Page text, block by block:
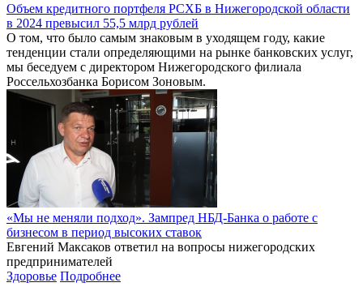
Объем кредитного портфеля РСХБ в Нижегородской области
в 2024 превысил 55,5 млрд рублей
О том, что было самым знаковым в уходящем году, какие
тенденции стали определяющими на рынке банковских услуг,
мы беседуем с директором Нижегородского филиала
Россельхозбанка Борисом Зоновым.
«Мы не меняли подход». Зампред НБД-Банка о работе с
бизнесом в период высоких ставок
Евгений Максаков ответил на вопросы нижегородских
предпринимателей
Здоровье Подробнее